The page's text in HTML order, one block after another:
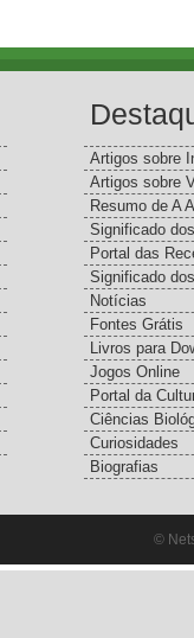
Artigos sobre
Artigos sobre
Resumo de A
Significado
Portal das
Significado
Notícias
Fontes Grátis
Livros para
Jogos Online
Portal da
Ciências
Curiosidades
Biografias
©